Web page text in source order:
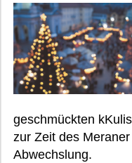
geschmückten
zur Zeit des
Abwechslung.